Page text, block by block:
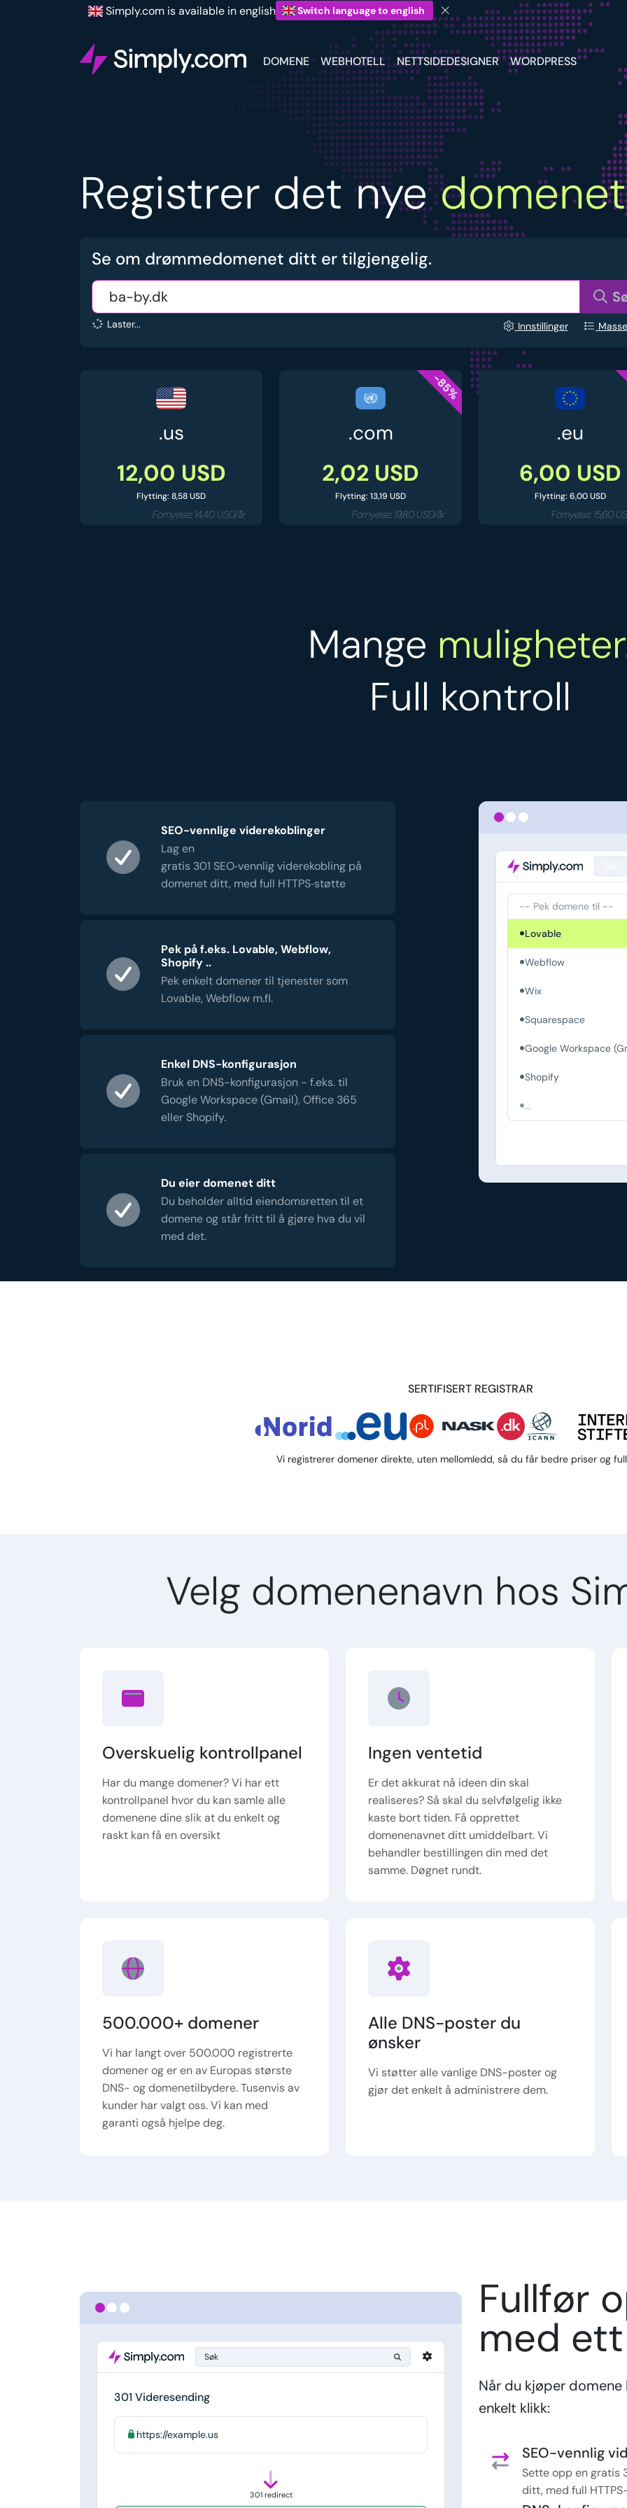
Simply.com is available in english Switch language to english
DOMENE WEBHOTELL NETTSIDEDESIGNER WORDPRESS
Registrer det nyedomenet
Se om drømmedomenet ditt er tilgjengelig.
Laster... Innstillinger
.us
12,00 USD
Flytting: 8,58 USD
Fornyelse: 14,40 USD/år
-85%
.com
2,02 USD
Flytting: 13,19 USD
Fornyelse: 19,80 USD/år
.eu
6,00 USD
Flytting: 6,00 USD
Fornyelse: 15,60
Mange
Full kontroll
SEO-vennlige viderekoblinger
Lag en
gratis 301 SEO‑vennlig viderekobling på
domenet ditt, med full HTTPS‑støtte
Pek på f.eks. Lovable, Webflow,
Shopify ..
Pek enkelt domener til tjenester som
Lovable, Webflow m.fl.
Enkel DNS-konfigurasjon
Bruk en DNS-konfigurasjon - f.eks. til
Google Workspace (Gmail), Office 365
eller Shopify.
Du eier domenet ditt
Du beholder alltid eiendomsretten til et
domene og står fritt til å gjøre hva du vil
med det.
-- Pek domene til --
Lovable
Webflow
Wix
Squarespace
Google Workspace
Shopify
...
SERTIFISERT REGISTRAR
Vi registrerer domener direkte, uten mellomledd, så du får bedre priser og
Velg domenenavn hos
Overskuelig kontrollpanel
Har du mange domener? Vi har ett
kontrollpanel hvor du kan samle alle
domenene dine slik at du enkelt og
raskt kan få en oversikt
Ingen ventetid
Er det akkurat nå ideen din skal
realiseres? Så skal du selvfølgelig ikke
kaste bort tiden. Få opprettet
domenenavnet ditt umiddelbart. Vi
behandler bestillingen din med det
samme. Døgnet rundt.
500.000+ domener
Vi har langt over 500.000 registrerte
domener og er en av Europas største
DNS- og domenetilbydere. Tusenvis av
kunder har valgt oss. Vi kan med
garanti også hjelpe deg.
Alle DNS-poster du
ønsker
Vi støtter alle vanlige DNS-poster og
gjør det enkelt å administrere dem.
Søk
301 Videresending
https://example.us
301 redirect
Fullfør
med
Når du kjøper
enkelt klikk:
SEO-vennlig
Sette opp en gratis
ditt, med full